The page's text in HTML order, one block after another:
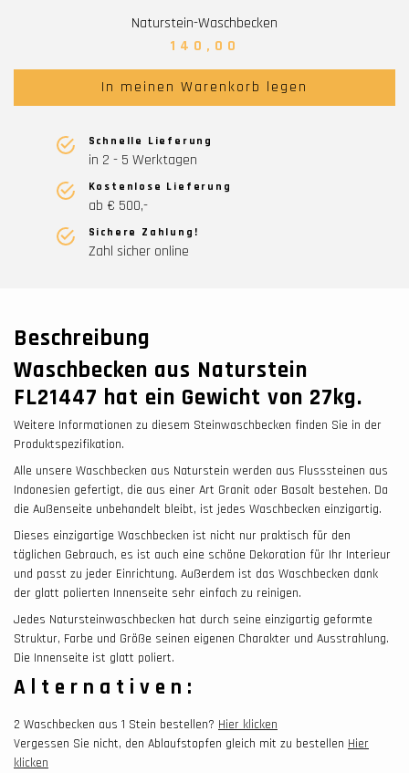
Naturstein-Waschbecken
140,00
In meinen Warenkorb legen
Schnelle Lieferung
in 2 - 5 Werktagen
Kostenlose Lieferung
ab € 500,-
Sichere Zahlung!
Zahl sicher online
Beschreibung
Waschbecken aus Naturstein
FL21447 hat ein Gewicht von 27kg.
Weitere Informationen zu diesem Steinwaschbecken finden Sie in der
Produktspezifikation.
Alle unsere Waschbecken aus Naturstein werden aus Flusssteinen aus
Indonesien gefertigt, die aus einer Art Granit oder Basalt bestehen. Da
die Außenseite unbehandelt bleibt, ist jedes Waschbecken einzigartig.
Dieses einzigartige Waschbecken ist nicht nur praktisch für den
täglichen Gebrauch, es ist auch eine schöne Dekoration für Ihr Interieur
und passt zu jeder Einrichtung. Außerdem ist das Waschbecken dank
der glatt polierten Innenseite sehr einfach zu reinigen.
Jedes Natursteinwaschbecken hat durch seine einzigartig geformte
Struktur, Farbe und Größe seinen eigenen Charakter und Ausstrahlung.
Die Innenseite ist glatt poliert.
Alternativen:
2 Waschbecken aus 1 Stein bestellen? Hier klicken
Vergessen Sie nicht, den Ablaufstopfen gleich mit zu bestellen Hier
klicken